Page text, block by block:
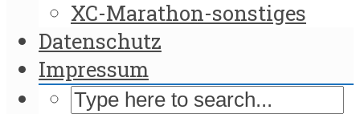
XC-Marathon-sonstiges
Datenschutz
Impressum